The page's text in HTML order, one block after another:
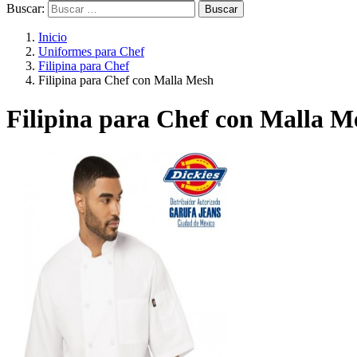
Buscar:
Inicio
Uniformes para Chef
Filipina para Chef
Filipina para Chef con Malla Mesh
Filipina para Chef con Malla